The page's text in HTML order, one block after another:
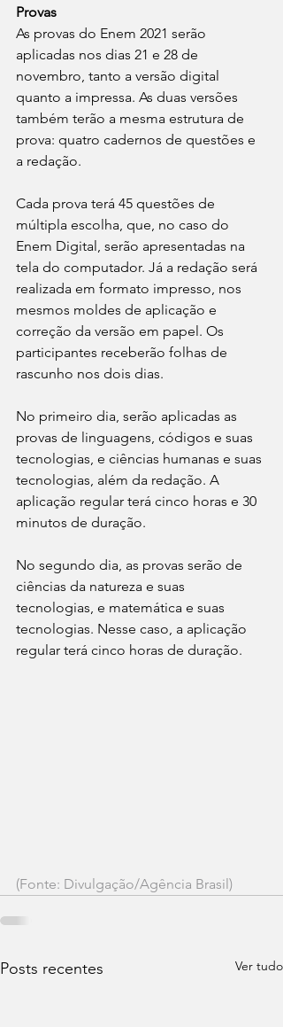
Provas
As provas do Enem 2021 serão
aplicadas nos dias 21 e 28 de
novembro, tanto a versão digital
quanto a impressa. As duas versões
também terão a mesma estrutura de
prova: quatro cadernos de questões e
a redação.
Cada prova terá 45 questões de
múltipla escolha, que, no caso do
Enem Digital, serão apresentadas na
tela do computador. Já a redação será
realizada em formato impresso, nos
mesmos moldes de aplicação e
correção da versão em papel. Os
participantes receberão folhas de
rascunho nos dois dias.
No primeiro dia, serão aplicadas as
provas de linguagens, códigos e suas
tecnologias, e ciências humanas e suas
tecnologias, além da redação. A
aplicação regular terá cinco horas e 30
minutos de duração.
No segundo dia, as provas serão de
ciências da natureza e suas
tecnologias, e matemática e suas
tecnologias. Nesse caso, a aplicação
regular terá cinco horas de duração.
(Fonte: Divulgação/Agência Brasil)
Posts recentes Ver tudo